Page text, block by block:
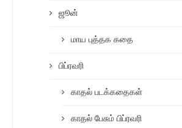
ஜூன்
மாய புத்தக கதை
பிப்ரவரி
காதல் படக்கதைகள்
காதல் பேசும் பிப்ரவரி